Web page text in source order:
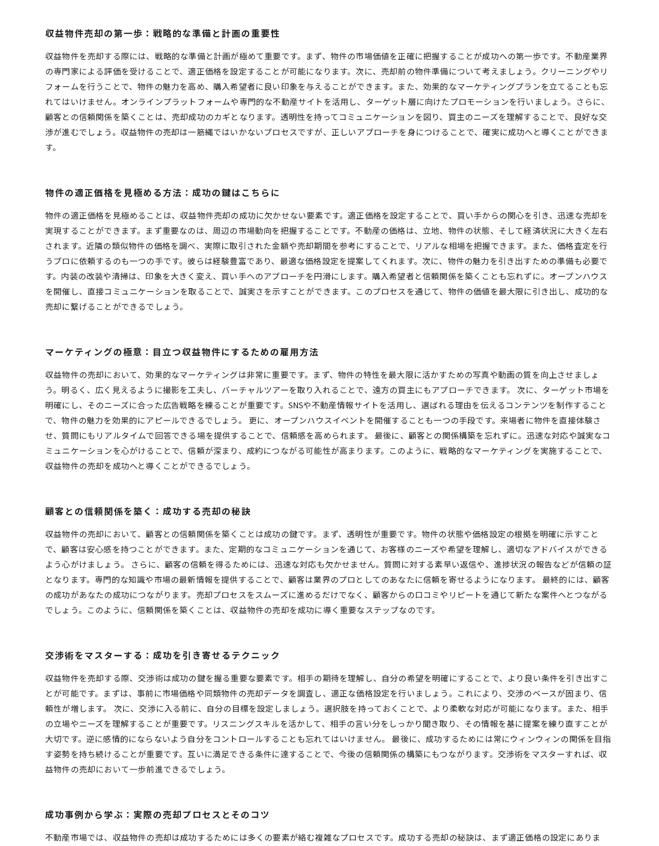
自信を持って収益物件を売却するために：まとめと次のステップ
収益物件売却の第一歩：戦略的な準備と計画の重要性
収益物件を売却する際には、戦略的な準備と計画が極めて重要です。まず、物件の市場価値を正確に把握することが成功への第一歩です。不動産業界
の専門家による評価を受けることで、適正価格を設定することが可能になります。次に、売却前の物件準備について考えましょう。クリーニングやリ
フォームを行うことで、物件の魅力を高め、購入希望者に良い印象を与えることができます。また、効果的なマーケティングプランを立てることも忘
れてはいけません。オンラインプラットフォームや専門的な不動産サイトを活用し、ターゲット層に向けたプロモーションを行いましょう。さらに、
顧客との信頼関係を築くことは、売却成功のカギとなります。透明性を持ってコミュニケーションを図り、買主のニーズを理解することで、良好な交
渉が進むでしょう。収益物件の売却は一筋縄ではいかないプロセスですが、正しいアプローチを身につけることで、確実に成功へと導くことができま
す。
物件の適正価格を見極める方法：成功の鍵はこちらに
物件の適正価格を見極めることは、収益物件売却の成功に欠かせない要素です。適正価格を設定することで、買い手からの関心を引き、迅速な売却を
実現することができます。まず重要なのは、周辺の市場動向を把握することです。不動産の価格は、立地、物件の状態、そして経済状況に大きく左右
されます。近隣の類似物件の価格を調べ、実際に取引された金額や売却期間を参考にすることで、リアルな相場を把握できます。また、価格査定を行
うプロに依頼するのも一つの手です。彼らは経験豊富であり、最適な価格設定を提案してくれます。次に、物件の魅力を引き出すための準備も必要で
す。内装の改装や清掃は、印象を大きく変え、買い手へのアプローチを円滑にします。購入希望者と信頼関係を築くことも忘れずに。オープンハウス
を開催し、直接コミュニケーションを取ることで、誠実さを示すことができます。このプロセスを通じて、物件の価値を最大限に引き出し、成功的な
売却に繋げることができるでしょう。
マーケティングの極意：目立つ収益物件にするための雇用方法
収益物件の売却において、効果的なマーケティングは非常に重要です。まず、物件の特性を最大限に活かすための写真や動画の質を向上させましょ
う。明るく、広く見えるように撮影を工夫し、バーチャルツアーを取り入れることで、遠方の買主にもアプローチできます。 次に、ターゲット市場を
明確にし、そのニーズに合った広告戦略を練ることが重要です。SNSや不動産情報サイトを活用し、選ばれる理由を伝えるコンテンツを制作すること
で、物件の魅力を効果的にアピールできるでしょう。 更に、オープンハウスイベントを開催することも一つの手段です。来場者に物件を直接体験さ
せ、質問にもリアルタイムで回答できる場を提供することで、信頼感を高められます。 最後に、顧客との関係構築を忘れずに。迅速な対応や誠実なコ
ミュニケーションを心がけることで、信頼が深まり、成約につながる可能性が高まります。このように、戦略的なマーケティングを実施することで、
収益物件の売却を成功へと導くことができるでしょう。
顧客との信頼関係を築く：成功する売却の秘訣
収益物件の売却において、顧客との信頼関係を築くことは成功の鍵です。まず、透明性が重要です。物件の状態や価格設定の根拠を明確に示すこと
で、顧客は安心感を持つことができます。また、定期的なコミュニケーションを通じて、お客様のニーズや希望を理解し、適切なアドバイスができる
よう心がけましょう。 さらに、顧客の信頼を得るためには、迅速な対応も欠かせません。質問に対する素早い返信や、進捗状況の報告などが信頼の証
となります。専門的な知識や市場の最新情報を提供することで、顧客は業界のプロとしてのあなたに信頼を寄せるようになります。 最終的には、顧客
の成功があなたの成功につながります。売却プロセスをスムーズに進めるだけでなく、顧客からの口コミやリピートを通じて新たな案件へとつながる
でしょう。このように、信頼関係を築くことは、収益物件の売却を成功に導く重要なステップなのです。
交渉術をマスターする：成功を引き寄せるテクニック
収益物件を売却する際、交渉術は成功の鍵を握る重要な要素です。相手の期待を理解し、自分の希望を明確にすることで、より良い条件を引き出すこ
とが可能です。まずは、事前に市場価格や同類物件の売却データを調査し、適正な価格設定を行いましょう。これにより、交渉のベースが固まり、信
頼性が増します。 次に、交渉に入る前に、自分の目標を設定しましょう。選択肢を持っておくことで、より柔軟な対応が可能になります。また、相手
の立場やニーズを理解することが重要です。リスニングスキルを活かして、相手の言い分をしっかり聞き取り、その情報を基に提案を練り直すことが
大切です。逆に感情的にならないよう自分をコントロールすることも忘れてはいけません。 最後に、成功するためには常にウィンウィンの関係を目指
す姿勢を持ち続けることが重要です。互いに満足できる条件に達することで、今後の信頼関係の構築にもつながります。交渉術をマスターすれば、収
益物件の売却において一歩前進できるでしょう。
成功事例から学ぶ：実際の売却プロセスとそのコツ
不動産市場では、収益物件の売却は成功するためには多くの要素が絡む複雑なプロセスです。成功する売却の秘訣は、まず適正価格の設定にありま